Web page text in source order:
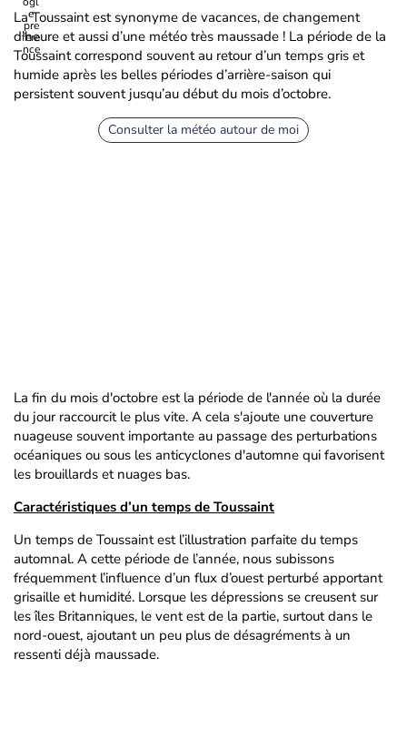
La Toussaint est synonyme de vacances, de changement
d’heure et aussi d’une météo très maussade ! La période de la
Toussaint correspond souvent au retour d’un temps gris et
humide après les belles périodes d’arrière-saison qui
persistent souvent jusqu’au début du mois d’octobre.
Consulter la météo autour de moi
La fin du mois d'octobre est la période de l'année où la durée
du jour raccourcit le plus vite. A cela s'ajoute une couverture
nuageuse souvent importante au passage des perturbations
océaniques ou sous les anticyclones d'automne qui favorisent
les brouillards et nuages bas.
Caractéristiques d’un temps de Toussaint
Un temps de Toussaint est l’illustration parfaite du temps
automnal. A cette période de l’année, nous subissons
fréquemment l’influence d’un flux d’ouest perturbé apportant
grisaille et humidité. Lorsque les dépressions se creusent sur
les îles Britanniques, le vent est de la partie, surtout dans le
nord-ouest, ajoutant un peu plus de désagréments à un
ressenti déjà maussade.